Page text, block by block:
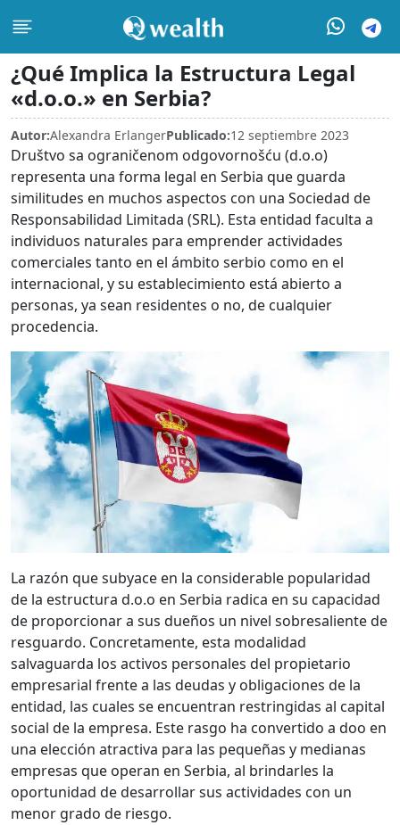
¿Qué Implica la Estructura Legal
«d.o.o.» en Serbia?
Autor:Alexandra ErlangerPublicado:12 septiembre 2023
Društvo sa ograničenom odgovornošću (d.o.o)
representa una forma legal en Serbia que guarda
similitudes en muchos aspectos con una Sociedad de
Responsabilidad Limitada (SRL). Esta entidad faculta a
individuos naturales para emprender actividades
comerciales tanto en el ámbito serbio como en el
internacional, y su establecimiento está abierto a
personas, ya sean residentes o no, de cualquier
procedencia.
La razón que subyace en la considerable popularidad
de la estructura d.o.o en Serbia radica en su capacidad
de proporcionar a sus dueños un nivel sobresaliente de
resguardo. Concretamente, esta modalidad
salvaguarda los activos personales del propietario
empresarial frente a las deudas y obligaciones de la
entidad, las cuales se encuentran restringidas al capital
social de la empresa. Este rasgo ha convertido a doo en
una elección atractiva para las pequeñas y medianas
empresas que operan en Serbia, al brindarles la
oportunidad de desarrollar sus actividades con un
menor grado de riesgo.